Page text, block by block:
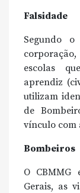
Falsidade
Segundo
escolas
aprendiz
utilizam
de
vínculo com
Bombeiros
O CBMMG
Gerais, as